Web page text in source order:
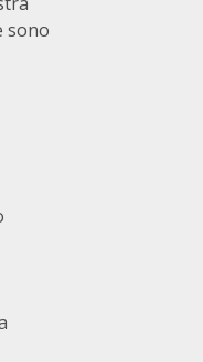
sono